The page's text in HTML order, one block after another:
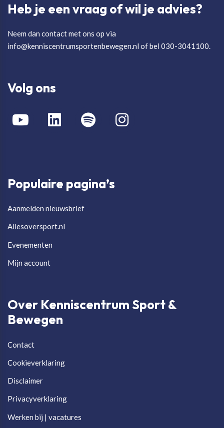
Heb je een vraag of wil je advies?
Neem dan contact met ons op via
info@kenniscentrumsportenbewegen.nl of bel 030-3041100.
Volg ons
Populaire pagina’s
Aanmelden nieuwsbrief
Allesoversport.nl
Evenementen
Mijn account
Over Kenniscentrum Sport &
Bewegen
Contact
Cookieverklaring
Disclaimer
Privacyverklaring
Werken bij | vacatures